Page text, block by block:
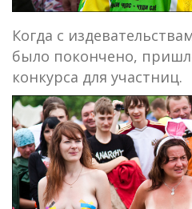
Когда с
было покончено,
конкурса для участниц.